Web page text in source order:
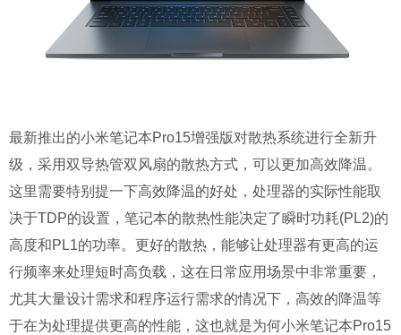
最新推出的小米笔记本Pro15增强版对散热系统进行全新升
级，采用双导热管双风扇的散热方式，可以更加高效降温。
这里需要特别提一下高效降温的好处，处理器的实际性能取
决于TDP的设置，笔记本的散热性能决定了瞬时功耗(PL2)的
高度和PL1的功率。更好的散热，能够让处理器有更高的运
行频率来处理短时高负载，这在日常应用场景中非常重要，
尤其大量设计需求和程序运行需求的情况下，高效的降温等
于在为处理提供更高的性能，这也就是为何小米笔记本Pro15